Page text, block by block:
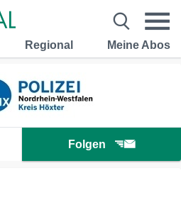
Regional Meine Abos
Folgen